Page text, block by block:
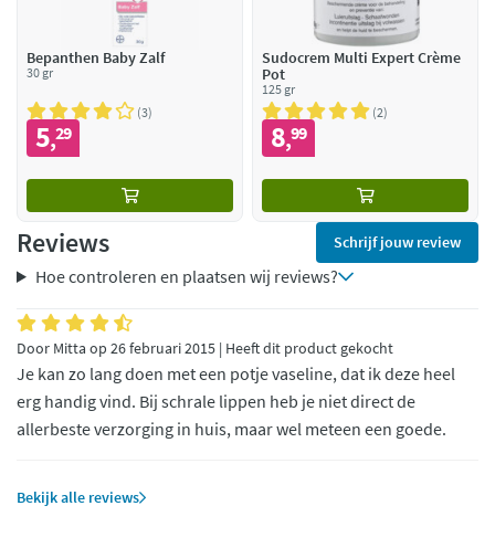
Bepanthen Baby Zalf
30 gr
3
5,29
Sudocrem Multi Expert Crème
Pot
125 gr
2
8,99
Reviews Schrijf jouw review
Hoe controleren en plaatsen wij reviews?
Door Mitta op 26 februari 2015 | Heeft dit product gekocht
Je kan zo lang doen met een potje vaseline, dat ik deze heel
erg handig vind. Bij schrale lippen heb je niet direct de
allerbeste verzorging in huis, maar wel meteen een goede.
Bekijk alle reviews